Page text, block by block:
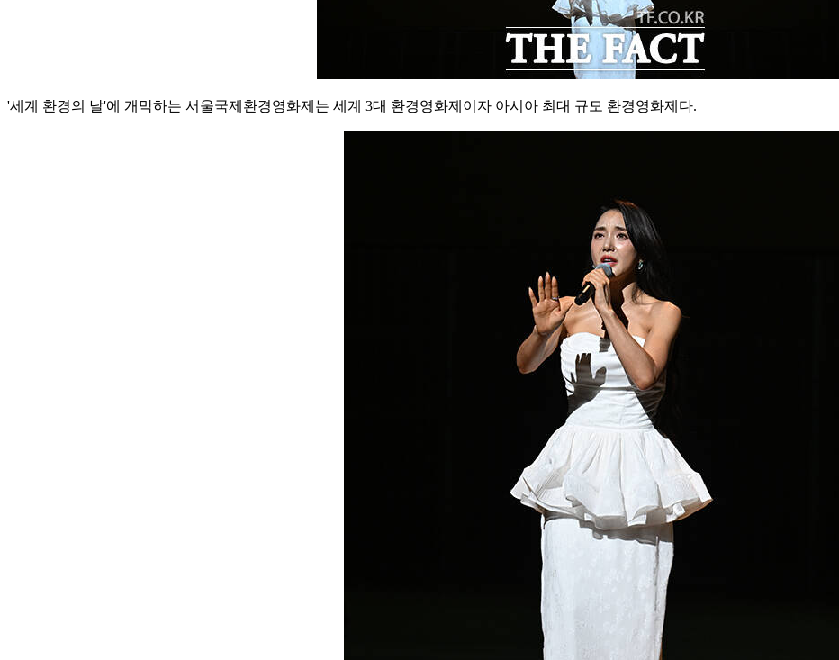
'세계 환경의 날'에 개막하는 서울국제환경영화제는 세계 3대 환경영화제이자 아시아 최대 규모 환경영화제다.